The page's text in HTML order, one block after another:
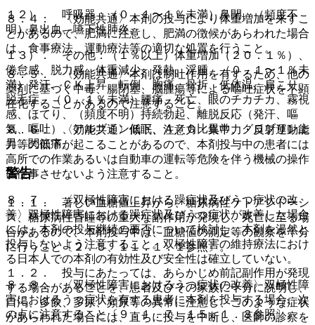
８．４． 〈効能共通〉本剤の投与により体重増加を来すこ
とがあるので、肥満に注意し、肥満の徴候があらわれた場合
は、食事療法、運動療法等の適切な処置を行うこと。
８．５． 〈効能共通〉本剤は制吐作用を有するため、他の
薬剤に基づく中毒、腸閉塞、脳腫瘍等による嘔吐症状を不顕
在化することがあるので注意すること。
８．６． 〈効能共通〉傾眠、注意力・集中力・反射運動能
力等の低下が起こることがあるので、本剤投与中の患者には
高所での作業あるいは自動車の運転等危険を伴う機械の操作
に従事させないよう注意すること。
８．７． 〈双極性障害における躁症状及びうつ症状の改
善〉双極性障害における躁症状及びうつ症状が改善した場合
には、本剤の投与継続の要否について検討し、本剤を漫然と
投与しないよう注意すること。双極性障害の維持療法におけ
る日本人での本剤の有効性及び安全性は確立していない。
８．８． 〈双極性障害におけるうつ症状の改善〉双極性障
害におけるうつ症状を有する患者に本剤を投与する場合、次
の点に注意すること〔９．１．７、１５．１．３参照〕。
１２）． 呼吸器：（０．１〜１％未満）鼻閉、（頻度不
明）鼻出血、嚥下性肺炎。
１３）． その他：（１％以上）体重増加（２０．１％）、
倦怠感、脱力感、体重減少、発熱、浮腫、（０．１〜１％未
満）発汗、ＣＫ上昇、転倒、胸痛、骨折、低体温、肩こり、
脱毛症、（０．１％未満）腰痛、死亡、眼のチカチカ、霧視
感、ほてり、（頻度不明）持続勃起、離脱反応（発汗、嘔
気、嘔吐）、アルブミン低下、Ａ／Ｇ比異常、グロブリン上
昇、関節痛。
警告
１．１． 著しい血糖値上昇から、糖尿病性ケトアシドーシ
ス、糖尿病性昏睡等の重大な副作用が発現し、死亡に至る場
合があるので、本剤投与中は、血糖値の測定等の観察を十分
に行うこと〔２．５、１１．１．１参照〕。
１．２． 投与にあたっては、あらかじめ前記副作用が発現
する場合があることを、患者及びその家族に十分に説明し、
口渇、多飲、多尿、頻尿等の異常に注意し、このような症状
があらわれた場合には、直ちに投与を中断し、医師の診察を